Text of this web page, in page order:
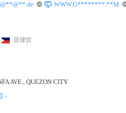
WWW.G********.**M
菲律宾
AVE., QUEZON CITY
-